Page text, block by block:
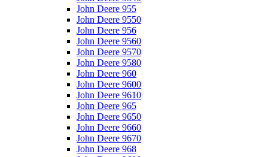
John Deere 955
John Deere 9550
John Deere 956
John Deere 9560
John Deere 9570
John Deere 9580
John Deere 960
John Deere 9600
John Deere 9610
John Deere 965
John Deere 9650
John Deere 9660
John Deere 9670
John Deere 968